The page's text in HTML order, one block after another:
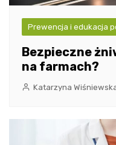
Prewencja i edukacja
Bezpieczne
na farmach?
Katarzyna